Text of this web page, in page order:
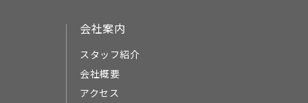
会社案内
スタッフ紹介
会社概要
アクセス